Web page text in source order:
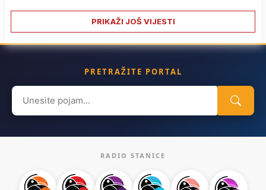
PRIKAŽI JOŠ VIJESTI
PRETRAŽITE PORTAL
Search
for:
RADIO STANICE